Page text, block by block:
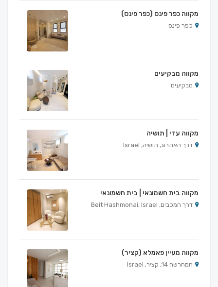
מקווה כפר פינס (כפר פינס)
כפר פינס
מקווה מבקיעים
מבקיעים
מקווה עדי | תושיה
דרך האתרוג, תושיה, Israel
מקווה בית חשמונאי | בית חשמונאי
דרך המכבים, Beit Hashmonai, Israel
מקווה מעיין פאמלא (קציר)
המחרשה 14, קציר, Israel